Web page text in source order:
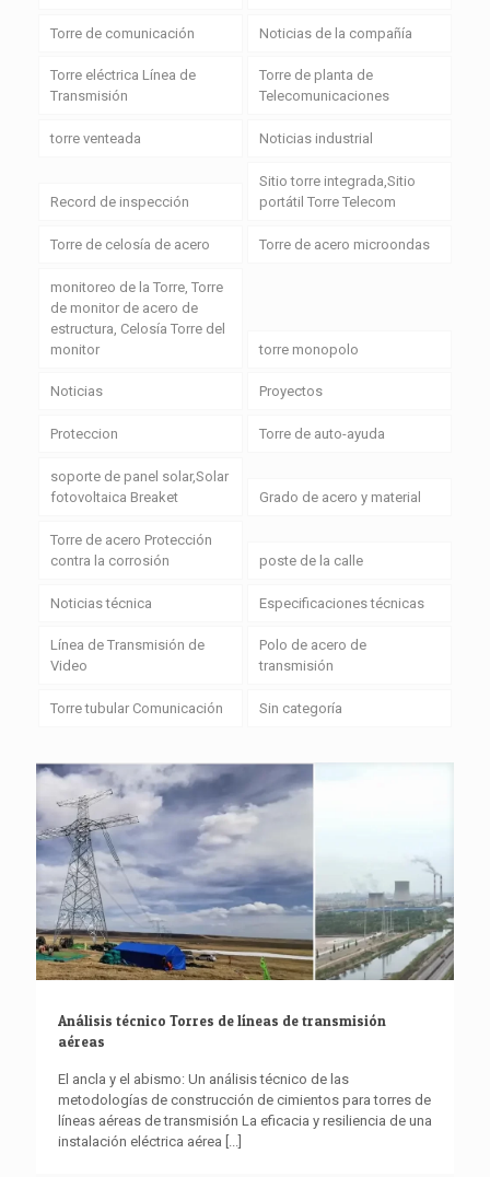
Torre de comunicación Noticias de la compañía
Torre eléctrica Línea de
Transmisión
Torre de planta de
Telecomunicaciones
torre venteada Noticias industrial
Record de inspección
Sitio torre integrada,Sitio
portátil Torre Telecom
Torre de celosía de acero Torre de acero microondas
monitoreo de la Torre, Torre
de monitor de acero de
estructura, Celosía Torre del
monitor
torre monopolo
Noticias Proyectos
Proteccion Torre de auto-ayuda
soporte de panel solar,Solar
fotovoltaica Breaket
Grado de acero y material
Torre de acero Protección
contra la corrosión
poste de la calle
Noticias técnica Especificaciones técnicas
Línea de Transmisión de
Video
Polo de acero de
transmisión
Torre tubular Comunicación Sin categoría
Análisis técnico Torres de líneas de transmisión
aéreas
El ancla y el abismo: Un análisis técnico de las
metodologías de construcción de cimientos para torres de
líneas aéreas de transmisión La eficacia y resiliencia de una
instalación eléctrica aérea [...]